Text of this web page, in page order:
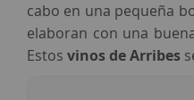
cabo en una pequeña
elaboran con una
Estos vinos de Arribes